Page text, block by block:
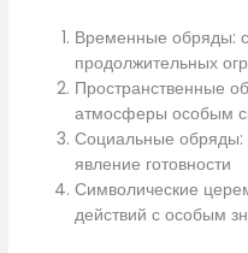
Временные обряды:
продолжительных
Пространственные
атмосферы особым
Социальные обряды:
явление готовности
Символические
действий с особым